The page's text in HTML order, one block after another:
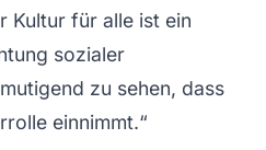
Kultur für alle ist ein
sozialer
zu sehen, dass
einnimmt.“